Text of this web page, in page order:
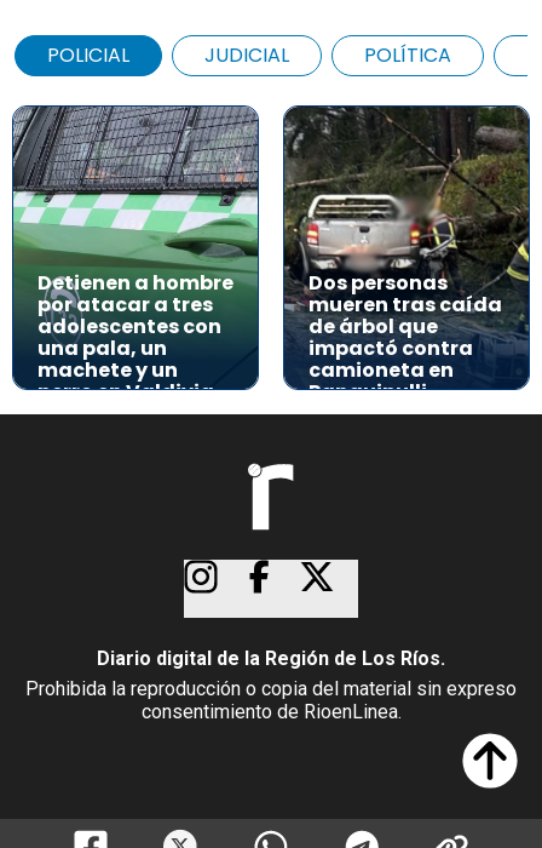
POLICIAL JUDICIAL POLÍTICA
Detienen a hombre
por atacar a tres
adolescentes con
una pala, un
machete y un
perro en Valdivia
Dos personas
mueren tras caída
de árbol que
impactó contra
camioneta en
Panguipulli
Diario digital de la Región de Los Ríos.
Prohibida la reproducción o copia del material sin expreso
consentimiento de RioenLinea.